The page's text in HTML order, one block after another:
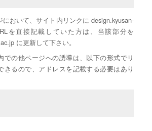
において、サイト内リンクに design.kyusan-
を直接記載していた方は、当該部分を
に更新して下さい。
での他ページへの誘導は、以下の形式でリ
きるので、アドレスを記載する必要はあり